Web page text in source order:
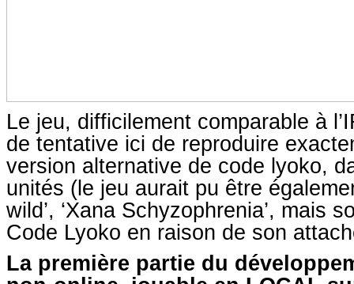
Le jeu, difficilement comparable à
de tentative ici de reproduire
version alternative de code lyoko,
unités (le jeu aurait pu être
wild’, ‘Xana Schyzophrenia’, mais
Code Lyoko en raison de son
La première partie du